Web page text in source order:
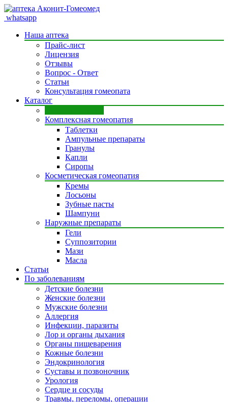
whatsapp
Наша аптека
Прайс-лист
Лицензия
Отзывы
Вопрос - Ответ
Статьи
Консультация гомеопата
Каталог
Комплексная гомеопатия
Таблетки
Ампульные препараты
Гранулы
Капли
Сиропы
Косметическая гомеопатия
Кремы
Лосьоны
Зубные пасты
Шампуни
Наружные препараты
Гели
Суппозитории
Мази
Масла
Статьи
По заболеваниям
Детские болезни
Женские болезни
Мужские болезни
Аллергия
Инфекции, паразиты
Лор и органы дыхания
Органы пищеварения
Кожные болезни
Эндокринология
Суставы и позвоночник
Урология
Сердце и сосуды
Травмы, переломы, операции